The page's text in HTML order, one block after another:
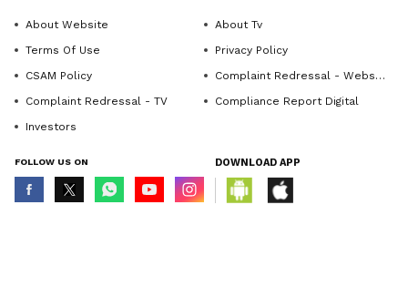
About Website
About Tv
Terms Of Use
Privacy Policy
CSAM Policy
Complaint Redressal - Website
Complaint Redressal - TV
Compliance Report Digital
Investors
FOLLOW US ON DOWNLOAD APP